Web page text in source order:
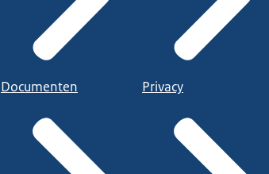
Documenten Privacy